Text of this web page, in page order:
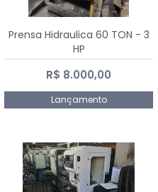
Prensa Hidraulica 60 TON - 3
HP
R$ 8.000,00
Lançamento